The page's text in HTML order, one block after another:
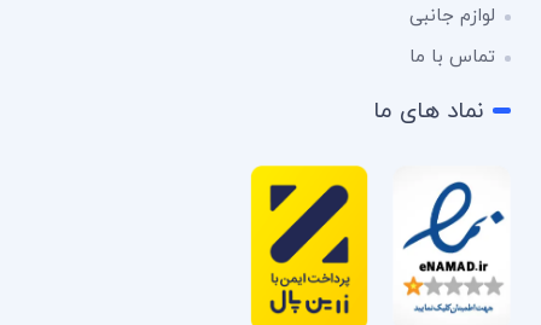
لوازم جانبی
تماس با ما
نماد های ما